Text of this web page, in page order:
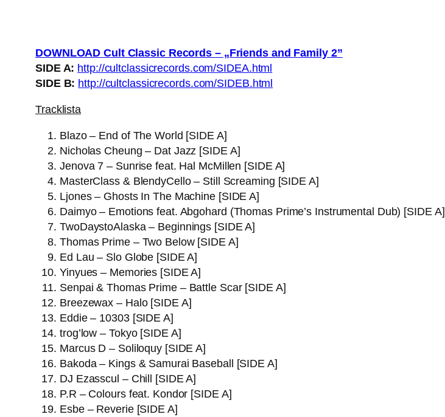
DOWNLOAD Cult Classic Records – „Friends and Family 2”
SIDE A: http://cultclassicrecords.com/SIDEA.html
SIDE B: http://cultclassicrecords.com/SIDEB.html
Tracklista
Blazo – End of The World [SIDE A]
Nicholas Cheung – Dat Jazz [SIDE A]
Jenova 7 – Sunrise feat. Hal McMillen [SIDE A]
MasterClass & BlendyCello – Still Screaming [SIDE A]
Ljones – Ghosts In The Machine [SIDE A]
Daimyo – Emotions feat. Abgohard (Thomas Prime’s Instrumental Dub) [SIDE A]
TwoDaystoAlaska – Beginnings [SIDE A]
Thomas Prime – Two Below [SIDE A]
Ed Lau – Slo Globe [SIDE A]
Yinyues – Memories [SIDE A]
Senpai & Thomas Prime – Battle Scar [SIDE A]
Breezewax – Halo [SIDE A]
Eddie – 10303 [SIDE A]
trog’low – Tokyo [SIDE A]
Marcus D – Soliloquy [SIDE A]
Bakoda – Kings & Samurai Baseball [SIDE A]
DJ Ezasscul – Chill [SIDE A]
P.R – Colours feat. Kondor [SIDE A]
Esbe – Reverie [SIDE A]